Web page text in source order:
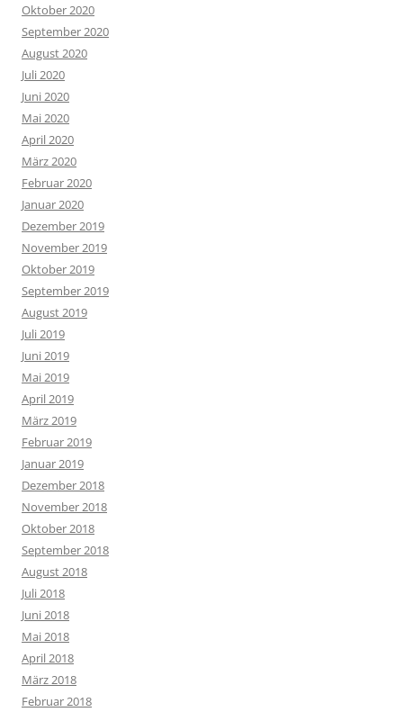
Oktober 2020
September 2020
August 2020
Juli 2020
Juni 2020
Mai 2020
April 2020
März 2020
Februar 2020
Januar 2020
Dezember 2019
November 2019
Oktober 2019
September 2019
August 2019
Juli 2019
Juni 2019
Mai 2019
April 2019
März 2019
Februar 2019
Januar 2019
Dezember 2018
November 2018
Oktober 2018
September 2018
August 2018
Juli 2018
Juni 2018
Mai 2018
April 2018
März 2018
Februar 2018